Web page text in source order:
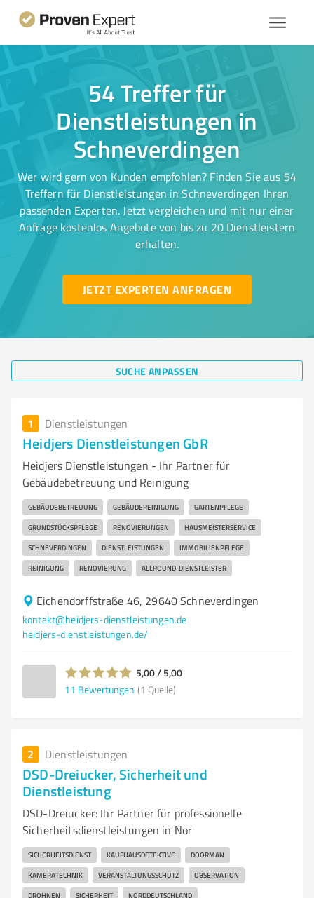
54 Treffer für
Dienstleistungen in
Schneverdingen
Wer wird gern von Kunden empfohlen? Finden Sie aus 54
Treffern für Dienstleistungen in Schneverdingen Ihren
passenden Experten. Jetzt vergleichen und mit nur einer
Anfrage kostenlos Angebote von bis zu 20 Dienstleistern
erhalten.
JETZT EXPERTEN ANFRAGEN
SUCHE ANPASSEN
1 Dienstleistungen
Heidjers Dienstleistungen GbR
Heidjers Dienstleistungen - Ihr Partner für
Gebäudebetreuung und Reinigung
GEBÄUDEBETREUUNG GEBÄUDEREINIGUNG GARTENPFLEGE
GRUNDSTÜCKSPFLEGE RENOVIERUNGEN HAUSMEISTERSERVICE
SCHNEVERDINGEN DIENSTLEISTUNGEN IMMOBILIENPFLEGE
REINIGUNG RENOVIERUNG ALLROUND-DIENSTLEISTER
Eichendorffstraße 46, 29640 Schneverdingen
kontakt@heidjers-dienstleistungen.de
heidjers-dienstleistungen.de/
5,00 / 5,00
11 Bewertungen (1 Quelle)
2 Dienstleistungen
DSD-Dreiucker, Sicherheit und
Dienstleistung
DSD-Dreiucker: Ihr Partner für professionelle
Sicherheitsdienstleistungen in Nor
SICHERHEITSDIENST KAUFHAUSDETEKTIVE DOORMAN
KAMERATECHNIK VERANSTALTUNGSSCHUTZ OBSERVATION
DROHNEN SICHERHEIT NORDDEUTSCHLAND